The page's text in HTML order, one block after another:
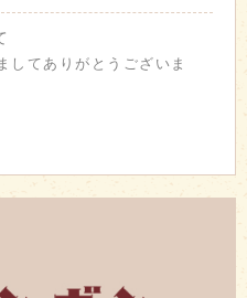
してありがとうございま